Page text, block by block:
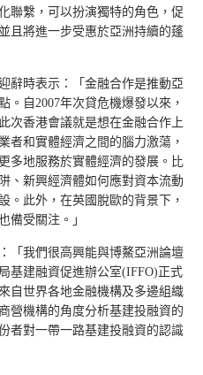
聯繫，可以扮演獨特的角色，促
且將進一步受惠於亞洲持續的蓬
辭時表示：「金融合作是推動亞
。自2007年次貸危機爆發以來，
次香港會議就是想在金融合作上
者和實體經濟之間的腦力激蕩，
多地服務於實體經濟的發展。比
、新興經濟體如何應對資本流動
。此外，在英國脫歐的背景下，
備受關注。」
「我們很高興能與博鰲亞洲論壇
基建融資促進辦公室(IFFO)正式
自世界各地金融機構及多邊組織
營機構的角度分析基建投融資的
者對一帶一路基建投融資的認識